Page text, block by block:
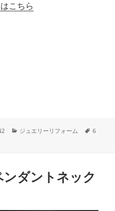
こちら
カ
ジュエリーリフォーム
タ
6
ダントネック